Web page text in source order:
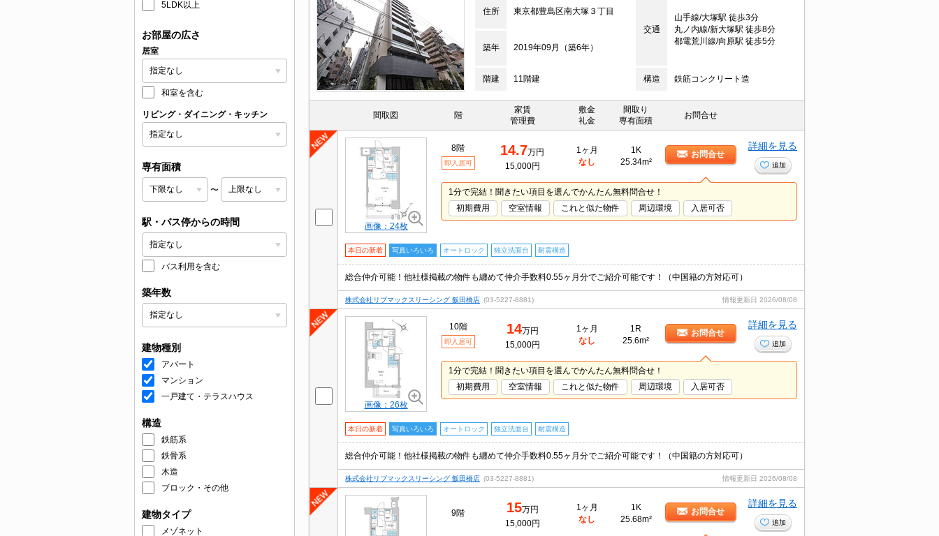
5LDK以上
お部屋の広さ
居室
和室を含む
リビング・ダイニング・キッチン
専有面積
〜
駅・バス停からの時間
バス利用を含む
築年数
建物種別
アパート
マンション
一戸建て・テラスハウス
構造
鉄筋系
鉄骨系
木造
ブロック・その他
建物タイプ
メゾネット
住所 東京都豊島区南大塚３丁目
交通
山手線/大塚駅 徒歩3分
丸ノ内線/新大塚駅 徒歩8分
都電荒川線/向原駅 徒歩5分
築年 2019年09月（築6年）
階建 11階建 構造 鉄筋コンクリート造
間取図 階
家賃
管理費
敷金
礼金
間取り
専有面積
お問合せ
画像：24枚
8階
即入居可
14.7万円
15,000円
1ヶ月
なし
1K
25.34m²
お問合せ
詳細を見る
追加
1分で完結！聞きたい項目を選んでかんたん無料問合せ！
初期費用
空室情報 これと似た物件 周辺環境 入居可否
本日の新着 写真いろいろ オートロック 独立洗面台 耐震構造
総合仲介可能！他社様掲載の物件も纏めて仲介手数料0.55ヶ月分でご紹介可能です！（中国籍の方対応可）
株式会社リブマックスリーシング 飯田橋店 (03-5227-8881) 情報更新日 2026/08/08
画像：26枚
10階
即入居可
14万円
15,000円
1ヶ月
なし
1R
25.6m²
お問合せ
詳細を見る
追加
1分で完結！聞きたい項目を選んでかんたん無料問合せ！
初期費用
空室情報 これと似た物件 周辺環境 入居可否
本日の新着 写真いろいろ オートロック 独立洗面台 耐震構造
総合仲介可能！他社様掲載の物件も纏めて仲介手数料0.55ヶ月分でご紹介可能です！（中国籍の方対応可）
株式会社リブマックスリーシング 飯田橋店 (03-5227-8881) 情報更新日 2026/08/08
9階 15万円
15,000円
1ヶ月
なし
1K
25.68m²
お問合せ
詳細を見る
追加